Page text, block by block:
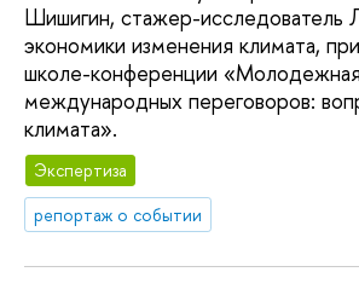
Шишигин, стажер-исследователь
экономики изменения климата,
школе-конференции
международных переговоров:
климата».
Экспертиза
репортаж о событии